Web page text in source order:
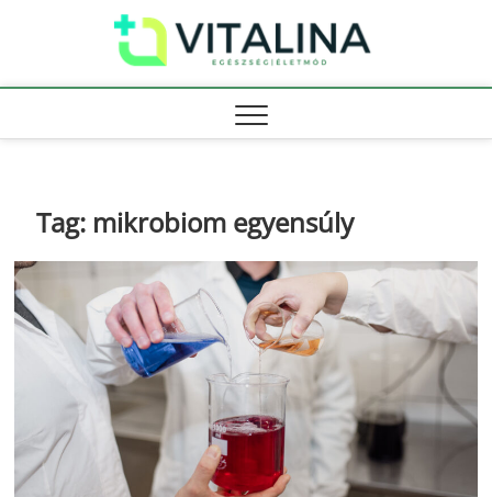
Tag: mikrobiom egyensúly